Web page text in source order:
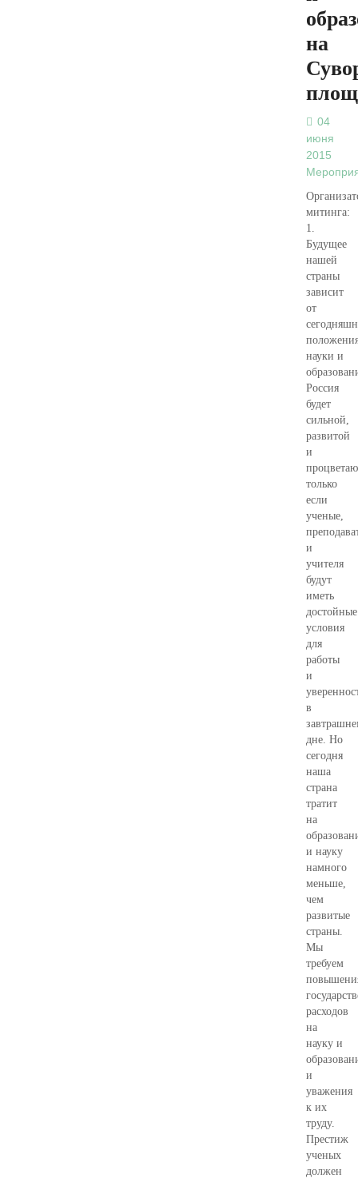
на
04
июня
2015
митинга:
1.
Будущее
нашей
страны
зависит
от
науки и
Россия
будет
сильной,
развитой
и
только
если
ученые,
и
учителя
будут
иметь
достойные
условия
для
работы
и
в
дне. Но
сегодня
наша
страна
тратит
на
и науку
намного
меньше,
чем
развитые
страны.
Мы
требуем
расходов
на
науку и
и
уважения
к их
труду.
Престиж
ученых
должен